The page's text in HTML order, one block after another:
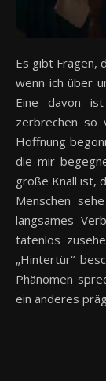
Es gibt Fragen, die mich immer wieder einholen, besonders
wenn ich über
Eine davon
zerbrechen so
Hoffnung
die mir
große Knall ist,
Menschen
langsames
tatenlos
„Hintertür“
Phänomen
ein anderes